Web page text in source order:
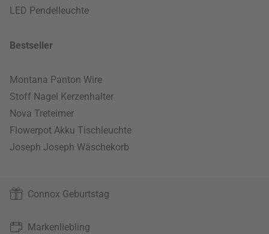
LED Pendelleuchte
Bestseller
Montana Panton Wire
Stoff Nagel Kerzenhalter
Nova Treteimer
Flowerpot Akku Tischleuchte
Joseph Joseph Wäschekorb
Connox Geburtstag
Markenliebling